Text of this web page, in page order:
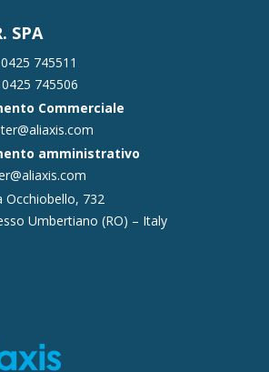
SPA
745511
745506
Commerciale
amministrativo
Occhiobello, 732
Umbertiano (RO) – Italy